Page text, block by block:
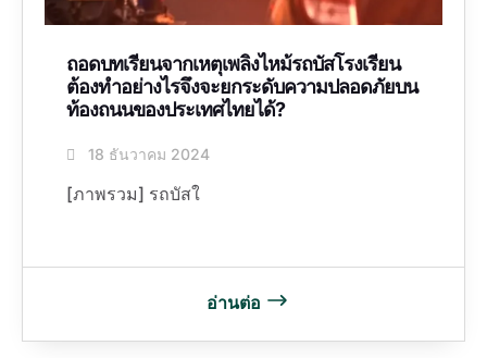
ถอดบทเรียนจากเหตุเพลิงไหม้รถบัสโรงเรียน
ต้องทำอย่างไรจึงจะยกระดับความปลอดภัยบน
ท้องถนนของประเทศไทยได้?
18 ธันวาคม 2024
[ภาพรวม] รถบัสใ
อ่านต่อ